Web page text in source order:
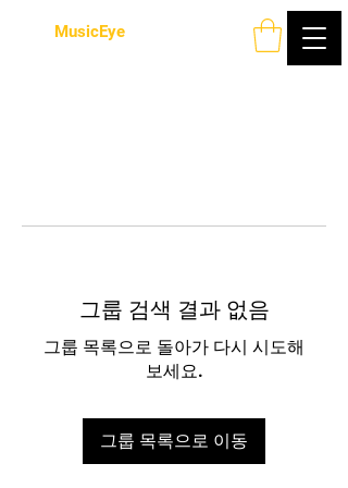
MusicEye
그룹 검색 결과 없음
그룹 목록으로 돌아가 다시 시도해
보세요.
그룹 목록으로 이동